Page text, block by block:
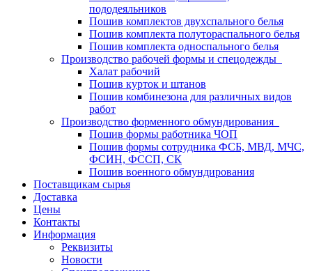
пододеяльников
Пошив комплектов двухспального белья
Пошив комплекта полутораспального белья
Пошив комплекта односпального белья
Производство рабочей формы и спецодежды
Халат рабочий
Пошив курток и штанов
Пошив комбинезона для различных видов
работ
Производство форменного обмундирования
Пошив формы работника ЧОП
Пошив формы сотрудника ФСБ, МВД, МЧС,
ФСИН, ФССП, СК
Пошив военного обмундирования
Поставщикам сырья
Доставка
Цены
Контакты
Информация
Реквизиты
Новости